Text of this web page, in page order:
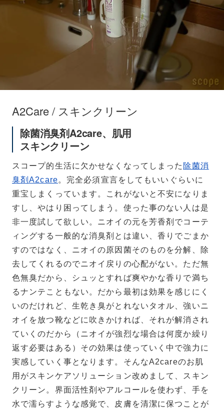
A2Care / スキンクリーン
除菌消臭剤A2care、肌用
スキンクリーン
スコープ的生活に欠かせなくなってしまった 除菌消
臭剤A2care。完全必須宣言をしてもいいぐらいに
重宝しまくっています。これがないと不安になりま
すし、やはり困ってしまう。使った事のない人は是
非一度試して欲しい。ニオイの元を芳香剤でコーテ
ィングする一般的な消臭剤とは違い、香りでごまか
すのではなく、ニオイの原因菌そのものを分解、除
去してくれるのでニオイ戻りの心配がない。ただ無
色無臭だから、シュッとすれば爽やかな香りで満ち
るナンテこともない。だから最初は効果を感じにく
いのだけれど、生乾き臭がとれないタオル、強いニ
オイを放つ靴などに吹きかければ、それが解消され
ていくのだから（ニオイが強烈な場合は何度か繰り
返す必要はある）その効果は使っていく中で強力に
実感していく事となります。そんなA2careのお肌
用がスキンケアソリューション改めまして、スキン
クリーン。界面活性剤やアルコールを使わず、手を
水で濡らすような感覚で、皮膚を清潔に保つことが